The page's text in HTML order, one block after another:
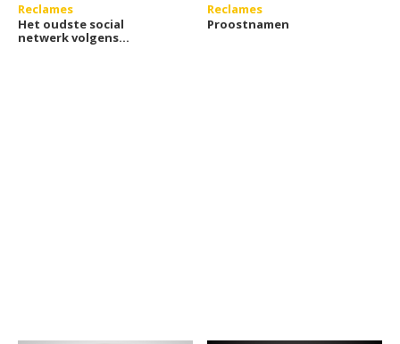
Reclames
Het oudste social
netwerk volgens
Reclames
Proostnamen